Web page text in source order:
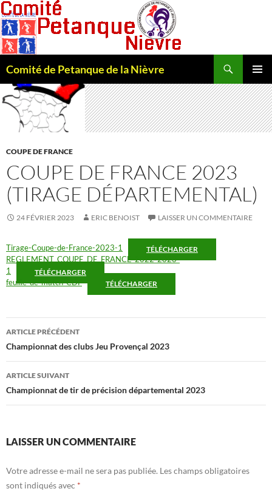
Comité de Petanque de la Nièvre
MENU
AU
CONTENU
COUPE DE FRANCE
COUPE DE FRANCE 2023
(TIRAGE DÉPARTEMENTAL)
24 FÉVRIER 2023 ERIC BENOIST LAISSER UN COMMENTAIRE
Tirage-Coupe-de-France-2023-1 TÉLÉCHARGER
REGLEMENT_COUPE_DE_FRANCE_2022-2023-
1
TÉLÉCHARGER
feuille_de_match_CDF TÉLÉCHARGER
Navigation
des
articles
ARTICLE PRÉCÉDENT
Championnat des clubs Jeu Provençal 2023
ARTICLE SUIVANT
Championnat de tir de précision départemental 2023
LAISSER UN COMMENTAIRE
Votre adresse e-mail ne sera pas publiée. Les champs obligatoires
sont indiqués avec *